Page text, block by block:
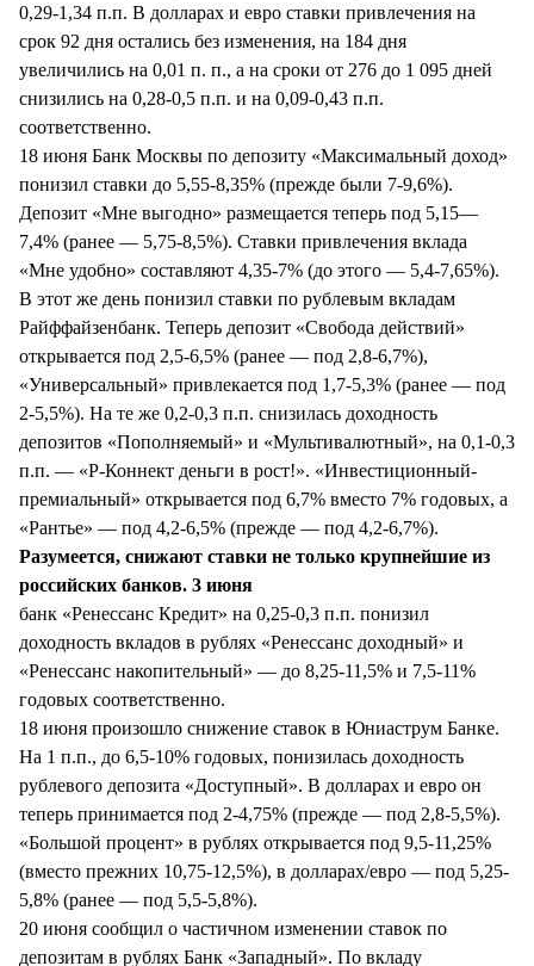
0,29-1,34 п.п. В долларах и евро ставки привлечения на
срок 92 дня остались без изменения, на 184 дня
увеличились на 0,01 п. п., а на сроки от 276 до 1 095 дней
снизились на 0,28-0,5 п.п. и на 0,09-0,43 п.п.
соответственно.
18 июня Банк Москвы по депозиту «Максимальный доход»
понизил ставки до 5,55-8,35% (прежде были 7-9,6%).
Депозит «Мне выгодно» размещается теперь под 5,15—
7,4% (ранее — 5,75-8,5%). Ставки привлечения вклада
«Мне удобно» составляют 4,35-7% (до этого — 5,4-7,65%).
В этот же день понизил ставки по рублевым вкладам
Райффайзенбанк. Теперь депозит «Свобода действий»
открывается под 2,5-6,5% (ранее — под 2,8-6,7%),
«Универсальный» привлекается под 1,7-5,3% (ранее — под
2-5,5%). На те же 0,2-0,3 п.п. снизилась доходность
депозитов «Пополняемый» и «Мультивалютный», на 0,1-0,3
п.п. — «Р-Коннект деньги в рост!». «Инвестиционный-
премиальный» открывается под 6,7% вместо 7% годовых, а
«Рантье» — под 4,2-6,5% (прежде — под 4,2-6,7%).
Разумеется, снижают ставки не только крупнейшие из
российских банков. 3 июня
банк «Ренессанс Кредит» на 0,25-0,3 п.п. понизил
доходность вкладов в рублях «Ренессанс доходный» и
«Ренессанс накопительный» — до 8,25-11,5% и 7,5-11%
годовых соответственно.
18 июня произошло снижение ставок в Юниаструм Банке.
На 1 п.п., до 6,5-10% годовых, понизилась доходность
рублевого депозита «Доступный». В долларах и евро он
теперь принимается под 2-4,75% (прежде — под 2,8-5,5%).
«Большой процент» в рублях открывается под 9,5-11,25%
(вместо прежних 10,75-12,5%), в долларах/евро — под 5,25-
5,8% (ранее — под 5,5-5,8%).
20 июня сообщил о частичном изменении ставок по
депозитам в рублях Банк «Западный». По вкладу